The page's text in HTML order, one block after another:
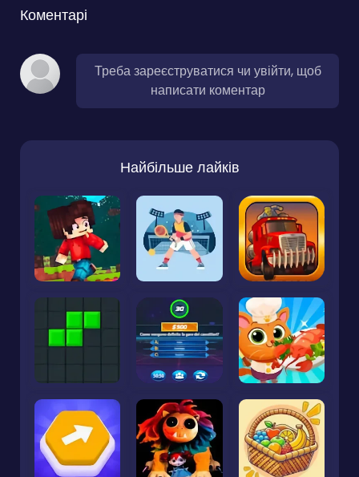
Коментарі
Треба зареєструватися чи увійти, щоб
написати коментар
Найбільше лайків